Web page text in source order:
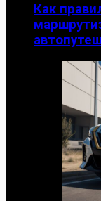
Как